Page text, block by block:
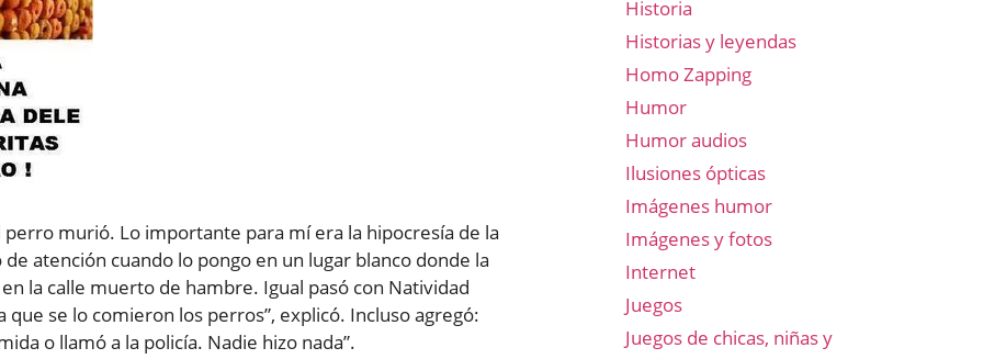
murió. Lo importante para mí era la hipocresía de la
atención cuando lo pongo en un lugar blanco donde la
la calle muerto de hambre. Igual pasó con Natividad
que se lo comieron los perros”, explicó. Incluso agregó:
o llamó a la policía. Nadie hizo nada”.
Historia
Historias y leyendas
Homo Zapping
Humor
Humor audios
Ilusiones ópticas
Imágenes humor
Imágenes y fotos
Internet
Juegos
Juegos de chicas, niñas y